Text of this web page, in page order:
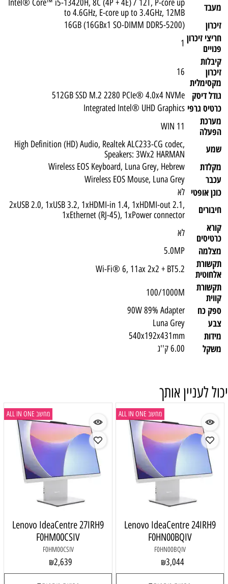
מעבד
Intel® Core™ i5-13420H, 8C (4P + 4E) / 12T, P-core up
to 4.6GHz, E-core up to 3.4GHz, 12MB
זיכרון (16GB (16GBx1 SO-DIMM DDR5-5200
חריצי זיכרון
פנויים
1
קיבלות
זיכרון
מקסימלית
16
גודל דיסק 512GB SSD M.2 2280 PCIe® 4.0x4 NVMe
כרטיס גרפי Integrated Intel® UHD Graphics
מערכת
הפעלה
WIN 11
שמע
High Definition (HD) Audio, Realtek ALC233-CG codec,
Speakers: 3Wx2 HARMAN
מקלדת Wireless EOS Keyboard, Luna Grey, Hebrew
עכבר Wireless EOS Mouse, Luna Grey
כונן אופטי לא
חיבורים
2xUSB 2.0, 1xUSB 3.2, 1xHDMI-in 1.4, 1xHDMI-out 2.1,
1xEthernet (RJ-45), 1xPower connector
קורא
כרטיסים
לא
מצלמה 5.0MP
תקשורת
אלחוטית
Wi-Fi® 6, 11ax 2x2 + BT5.2
תקשורת
קווית
100/1000M
ספק כח 90W 89% Adapter
צבע Luna Grey
מידות 540x192x431mm
משקל 6.00 ק''ג
יכול לעניין אותך
מחשב ALL IN ONE
Lenovo IdeaCentre 24IRH9
F0HN00BQIV
F0HN00BQIV
₪3,044
מחשב ALL IN ONE
Lenovo IdeaCentre 27IRH9
F0HM00CSIV
F0HM00CSIV
₪2,639